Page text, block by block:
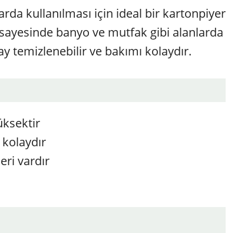
kullanılması için ideal bir kartonpiyer
banyo ve mutfak gibi alanlarda
temizlenebilir ve bakımı kolaydır.
vardır